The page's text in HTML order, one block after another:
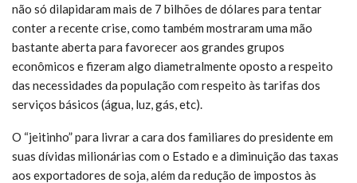
não só dilapidaram mais de 7 bilhões de dólares para tentar
conter a recente crise, como também mostraram uma mão
bastante aberta para favorecer aos grandes grupos
econômicos e fizeram algo diametralmente oposto a respeito
das necessidades da população com respeito às tarifas dos
serviços básicos (água, luz, gás, etc).
O “jeitinho” para livrar a cara dos familiares do presidente em
suas dívidas milionárias com o Estado e a diminuição das taxas
aos exportadores de soja, além da redução de impostos às